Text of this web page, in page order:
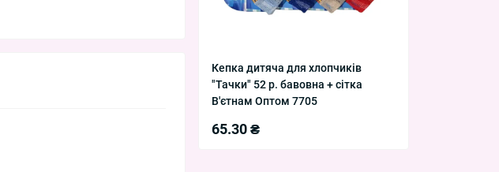
Кепка дитяча для хлопчиків
"Тачки" 52 р. бавовна + сітка
В'єтнам Оптом 7705
65.30 ₴